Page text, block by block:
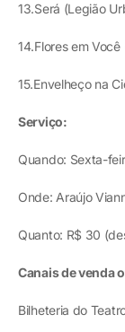
13.Será (Legião
14.Flores em
15.Envelheço na
Serviço:
Quando: Sexta-
Onde: Araújo
Quanto: R$ 30
Canais de venda
Bilheteria do